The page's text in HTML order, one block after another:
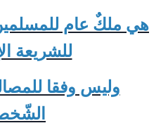
هي ملكٌ عام
للشريعة
وليس وفقا